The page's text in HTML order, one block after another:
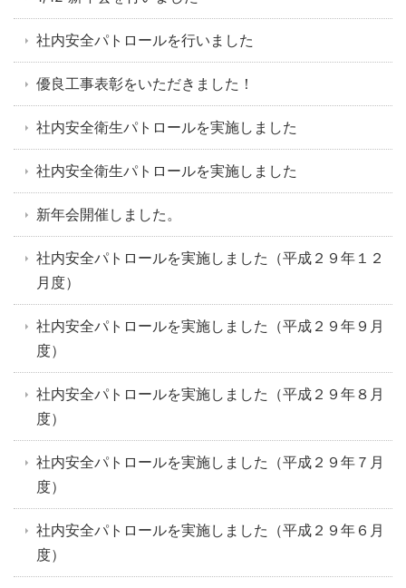
社内安全パトロールを行いました
優良工事表彰をいただきました！
社内安全衛生パトロールを実施しました
社内安全衛生パトロールを実施しました
新年会開催しました。
社内安全パトロールを実施しました（平成２９年１２
月度）
社内安全パトロールを実施しました（平成２９年９月
度）
社内安全パトロールを実施しました（平成２９年８月
度）
社内安全パトロールを実施しました（平成２９年７月
度）
社内安全パトロールを実施しました（平成２９年６月
度）